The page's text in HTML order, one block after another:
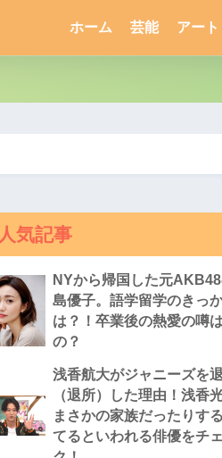
ホーム 芸能 アート
人気記事
NYから帰国した元
島優子。語学留学のきっ
は？！卒業後の熱愛の噂
の？
浅香航大がジャニーズを
（退所）した理由！浅香
まさかの家族だったりす
てるといわれる俳優をチ